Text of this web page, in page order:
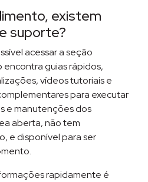
existem
suporte?
acessar a seção
encontra guias rápidos,
vídeos tutoriais e
para executar
e manutenções dos
aberta, não tem
e disponível para ser
rapidamente é